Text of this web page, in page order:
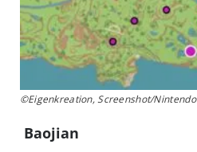
©Eigenkreation, Screenshot/Nintendo
Baojian